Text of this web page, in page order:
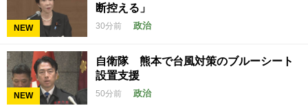
NEW
断控える」
30分前 政治
NEW
自衛隊 熊本で台風対策のブルーシート
設置支援
50分前 政治